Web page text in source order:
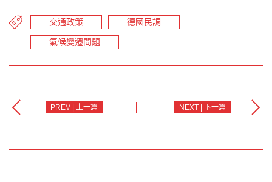
交通政策 德國民調
氣候變遷問題
PREV | 上一篇 NEXT | 下一篇